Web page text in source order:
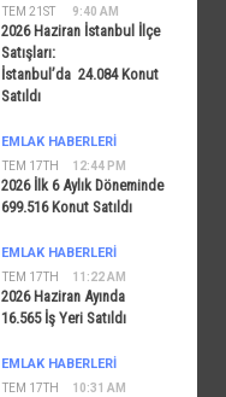
TEM 21ST 9:40 AM
2026 Haziran İstanbul İlçe
Satışları:
İstanbul’da 24.084 Konut
Satıldı
TEM 17TH 12:44 PM
EMLAK HABERLERI
2026 İlk 6 Aylık Döneminde
699.516 Konut Satıldı
TEM 17TH 11:22 AM
EMLAK HABERLERI
2026 Haziran Ayında
16.565 İş Yeri Satıldı
TEM 17TH 10:31 AM
EMLAK HABERLERI